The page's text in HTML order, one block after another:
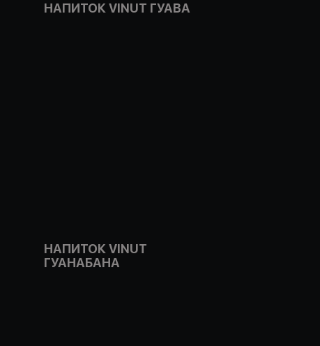
НАПИТОК VINUT ГУАВА
НАПИТОК VINUT
ГУАНАБАНА